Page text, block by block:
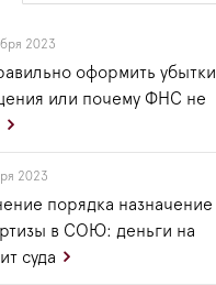
2023
оформить убытки
или почему ФНС не
2023
порядка назначение
в СОЮ: деньги на
суда